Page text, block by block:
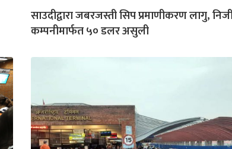
साउदीद्वारा जबरजस्ती सिप प्रमाणीकरण लागु,
कम्पनीमार्फत ५० डलर असुली